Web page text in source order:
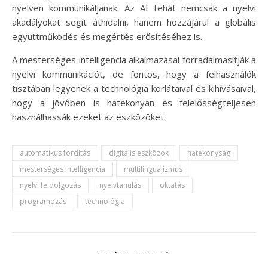
nyelven kommunikáljanak. Az AI tehát nemcsak a nyelvi
akadályokat segít áthidalni, hanem hozzájárul a globális
együttműködés és megértés erősítéséhez is.
A mesterséges intelligencia alkalmazásai forradalmasítják a
nyelvi kommunikációt, de fontos, hogy a felhasználók
tisztában legyenek a technológia korlátaival és kihívásaival,
hogy a jövőben is hatékonyan és felelősségteljesen
használhassák ezeket az eszközöket.
automatikus fordítás digitális eszközök
hatékonyság
mesterséges intelligencia
multilingualizmus
nyelvi feldolgozás
nyelvtanulás
oktatás
programozás
technológia